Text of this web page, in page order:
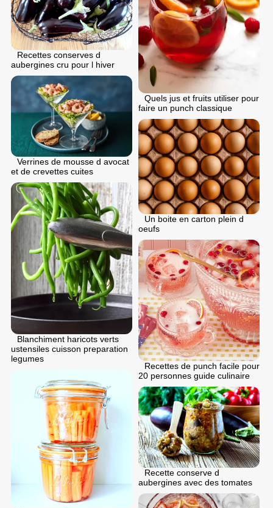
Quels jus et fruits utiliser pour
faire un punch classique
Recettes conserves d
aubergines cru pour l hiver
Verrines de mousse d avocat
et de crevettes cuites
Un boite en carton plein d
oeufs
Blanchiment haricots verts
ustensiles cuisson preparation
legumes
Recettes de punch facile pour
20 personnes guide culinaire
Recette conserve d
aubergines avec des tomates